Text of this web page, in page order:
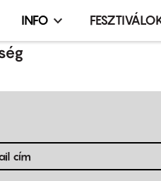
Infó,
esemény,
INFO